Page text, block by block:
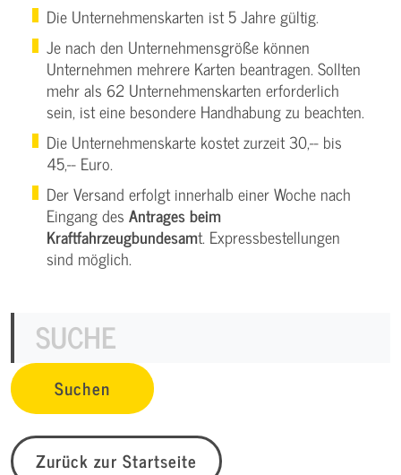
Die Unternehmenskarten ist 5 Jahre gültig.
Je nach den Unternehmensgröße können
Unternehmen mehrere Karten beantragen. Sollten
mehr als 62 Unternehmenskarten erforderlich
sein, ist eine besondere Handhabung zu beachten.
Die Unternehmenskarte kostet zurzeit 30,-- bis
45,-- Euro.
Der Versand erfolgt innerhalb einer Woche nach
Eingang des Antrages beim
Kraftfahrzeugbundesamt. Expressbestellungen
sind möglich.
Zurück zur Startseite